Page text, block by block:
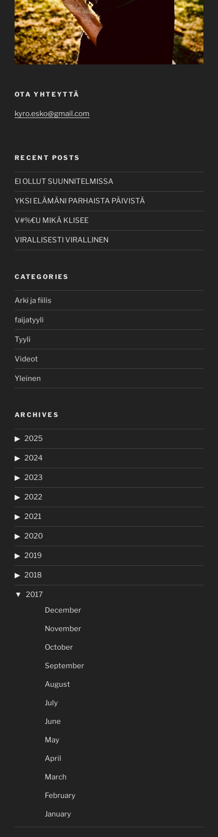
OTA YHTEYTTÄ
kyro.esko@gmail.com
RECENT POSTS
EI OLLUT SUUNNITELMISSA
YKSI ELÄMÄNI PARHAISTA PÄIVISTÄ
V#%€U MIKÄ KLISEE
VIRALLISESTI VIRALLINEN
CATEGORIES
Arki ja fiilis
faijatyyli
Tyyli
Videot
Yleinen
ARCHIVES
2025
2024
2023
2022
2021
2020
2019
2018
2017
December
November
October
September
August
July
June
May
April
March
February
January